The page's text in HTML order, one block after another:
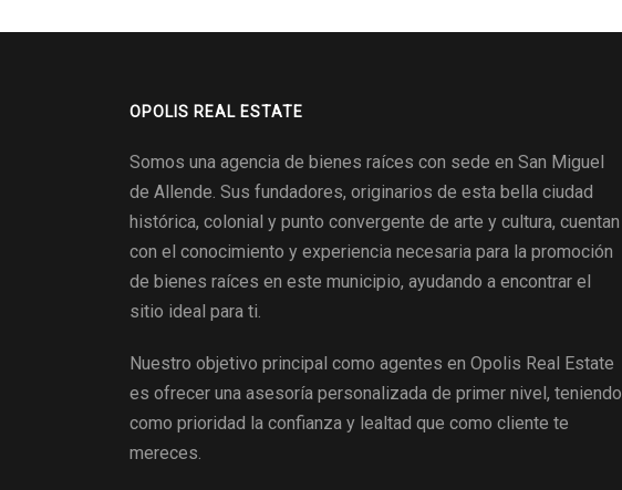
OPOLIS REAL ESTATE
Somos una agencia de bienes raíces con sede en San Miguel
de Allende. Sus fundadores, originarios de esta bella ciudad
histórica, colonial y punto convergente de arte y cultura, cuentan
con el conocimiento y experiencia necesaria para la promoción
de bienes raíces en este municipio, ayudando a encontrar el
sitio ideal para ti.
Nuestro objetivo principal como agentes en Opolis Real Estate
es ofrecer una asesoría personalizada de primer nivel, teniendo
como prioridad la confianza y lealtad que como cliente te
mereces.